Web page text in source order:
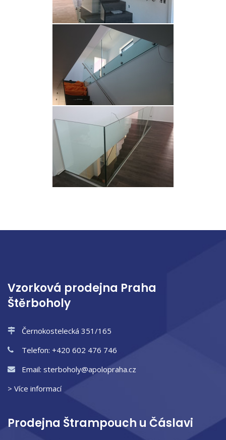
Vzorková prodejna Praha
Štěrboholy
Černokostelecká 351/165
Telefon: +420 602 476 746
Email: sterboholy@apolopraha.cz
> Více informací
Prodejna Štrampouch u Čáslavi